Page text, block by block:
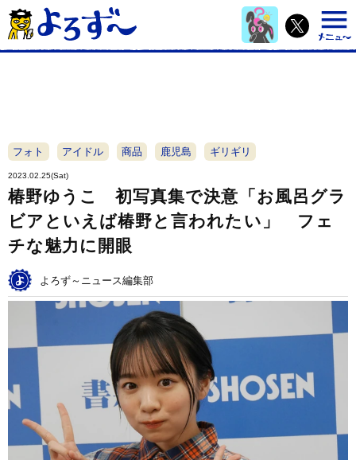
フォト アイドル 商品 鹿児島 ギリギリ
2023.02.25(Sat)
椿野ゆうこ 初写真集で決意「お風呂グラ
ビアといえば椿野と言われたい」 フェ
チな魅力に開眼
よろず～ニュース編集部